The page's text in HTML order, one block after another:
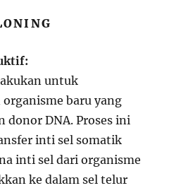
untuk
baru yang
donor DNA. Proses ini
inti sel somatik
inti sel dari organisme
ke dalam sel telur